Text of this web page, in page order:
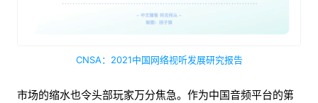
CNSA：2021中国网络视听发展研究报告
市场的缩水也令头部玩家万分焦急。作为中国音频平台的第